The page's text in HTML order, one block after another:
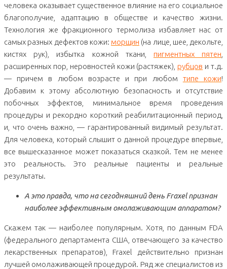
человека оказывает существенное влияние на его социальное
благополучие, адаптацию в обществе и качество жизни.
Технология же фракционного термолиза избавляет нас от
самых разных дефектов кожи: морщин (на лице, шее, декольте,
кистях рук), избытка кожной ткани, пигментных пятен
расширенных пор, неровностей кожи (растяжек),рубцов и т.д.
— причем в любом возрасте и при любом типе кожи!
Добавим к этому абсолютную безопасность и отсутствие
побочных эффектов, минимальное время проведения
процедуры и рекордно короткий реабилитационный период,
и, что очень важно, — гарантированный видимый результат.
Для человека, который слышит о данной процедуре впервые,
все вышесказанное может показаться сказкой. Тем не менее
это реальность. Это реальные пациенты и реальные
результаты.
А это правда, что на сегодняшний день Fraxel признан
наиболее эффективным омолаживающим аппаратом?
Скажем так — наиболее популярным. Хотя, по данным FDA
(федерального департамента США, отвечающего за качество
лекарственных препаратов), Fraxel действительно признан
лучшей омолаживающей процедурой. Ряд же специалистов из